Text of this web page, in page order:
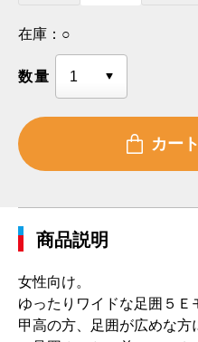
在庫： ○
数量
商品説明
女性向け。
ゆったりワイドな足囲５Ｅ
甲高の方、足囲が広めな方